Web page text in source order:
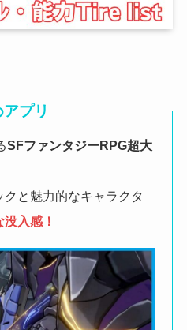
プリ
SFファンタジーRPG超大
と魅力的なキャラクタ
入感！